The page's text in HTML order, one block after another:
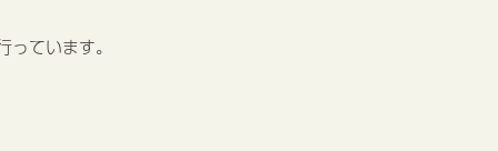
ています。